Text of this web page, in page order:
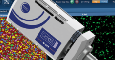
AZtecOne系统结合了简单易用而功能
强大的AZtecOne软件和 X-
Max 20mm2 或 x-act 10mm2 硅漂
移探测器的稳定性和准确性。
AZtecOne系统是尽可能快速、轻松地